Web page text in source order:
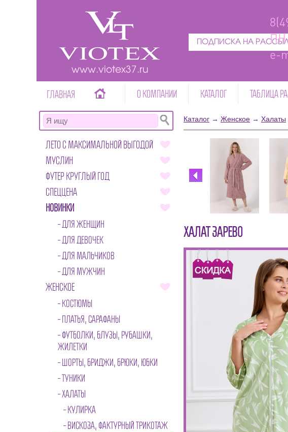
www.viotex37.ru
ПОДПИСКА НА
e-
ГЛАВНАЯ О КОМПАНИИ КАТАЛОГ ТАБЛИЦА
ЛЕТО С МАКСИМАЛЬНОЙ ВЫГОДОЙ
МУСЛИН
ФУТЕР КРУГЛЫЙ ГОД
СПЕЦЦЕНА
НОВИНКИ
ДЛЯ ЖЕНЩИН
ДЛЯ ДЕВОЧЕК
ДЛЯ МАЛЬЧИКОВ
ДЛЯ МУЖЧИН
ЖЕНСКОЕ
КОСТЮМЫ
ПЛАТЬЯ, САРАФАНЫ
ФУТБОЛКИ, БЛУЗЫ, РУБАШКИ,
ЖИЛЕТКИ
ШОРТЫ, БРИДЖИ, БРЮКИ, ЮБКИ
ТУНИКИ
ХАЛАТЫ
КУЛИРКА
ВИСКОЗА, ФАКТУРНЫЙ ТРИКОТАЖ
Каталог → Женское → Халаты
ХАЛАТ ЗАРЕВО